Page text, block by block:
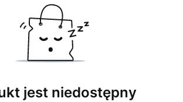
jest niedostępny